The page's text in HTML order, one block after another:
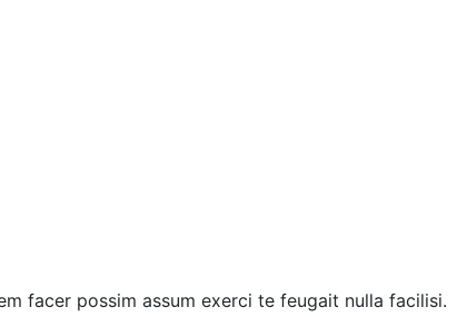
facer possim assum exerci te feugait nulla facilisi.